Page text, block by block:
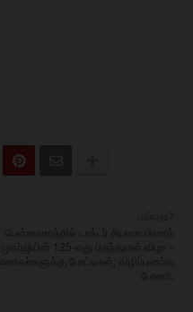
பென்னாகரத்தில் டாக்டர் சியாமா பிரசாத்
முகர்ஜியின் 125-வது பிறந்தநாள் விழா –
மாணவர்களுக்கு போட்டிகள், விழிப்புணர்வு
பேரணி.